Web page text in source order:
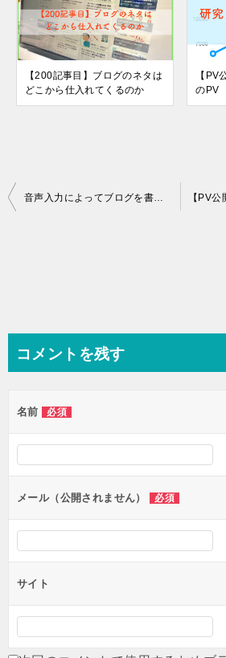
【200記事目】ブログのネタは
どこから仕入れてくるのか
【PV
のPV
投
シ
ョ
音声入力によってブログを書いてみたら，かなり良かったぞ！！
コメントを残す
名前 必須
メール（公開されません） 必須
サイト